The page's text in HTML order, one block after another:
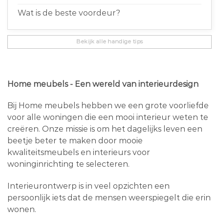
Wat is de beste voordeur?
Bekijk alle handige tips
Home meubels - Een wereld van interieurdesign
Bij Home meubels hebben we een grote voorliefde
voor alle woningen die een mooi interieur weten te
creëren. Onze missie is om het dagelijks leven een
beetje beter te maken door mooie
kwaliteitsmeubels en interieurs voor
woninginrichting te selecteren.
Interieurontwerp is in veel opzichten een
persoonlijk iets dat de mensen weerspiegelt die erin
wonen.